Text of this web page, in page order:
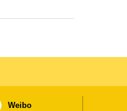
Weibo